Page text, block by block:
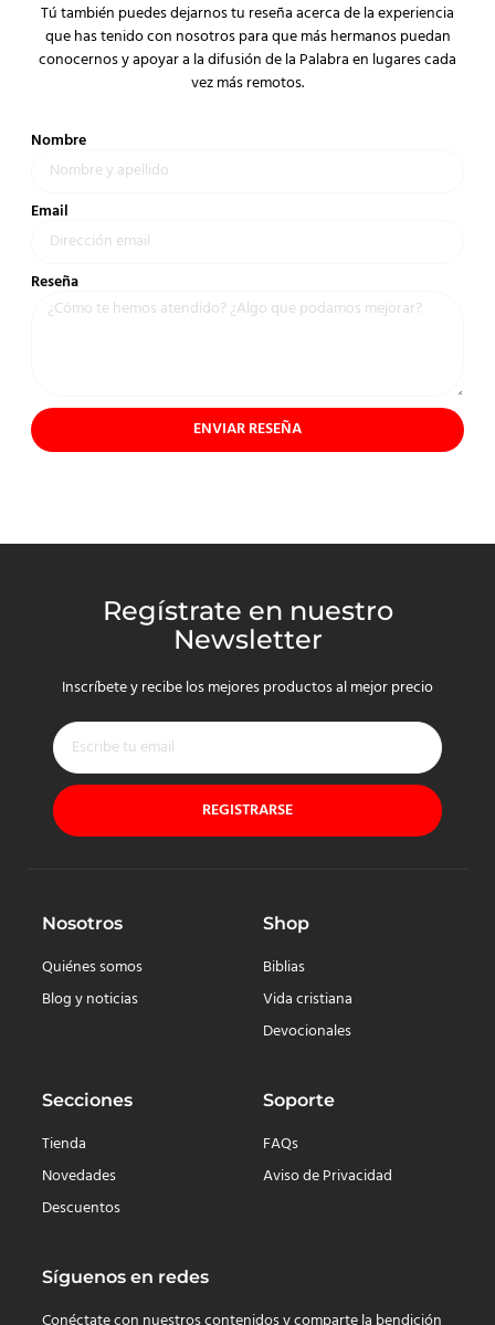
Tú también puedes dejarnos tu reseña acerca de la experiencia
que has tenido con nosotros para que más hermanos puedan
conocernos y apoyar a la difusión de la Palabra en lugares cada
vez más remotos.
Nombre
Email
Reseña
ENVIAR RESEÑA
Regístrate en nuestro
Newsletter
Inscríbete y recibe los mejores productos al mejor precio
REGISTRARSE
Nosotros
Quiénes somos
Blog y noticias
Shop
Biblias
Vida cristiana
Devocionales
Secciones
Tienda
Novedades
Descuentos
Soporte
FAQs
Aviso de Privacidad
Síguenos en redes